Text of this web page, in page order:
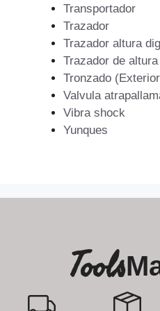
Transportador
Trazador
Trazador altura
Trazador de
Tronzado
Valvula
Vibra shock
Yunques
Tools